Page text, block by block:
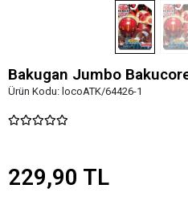
Bakugan Jumbo
Ürün Kodu: locoATK/64426-1
229,90 TL